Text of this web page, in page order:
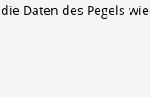
die Daten des Pegels